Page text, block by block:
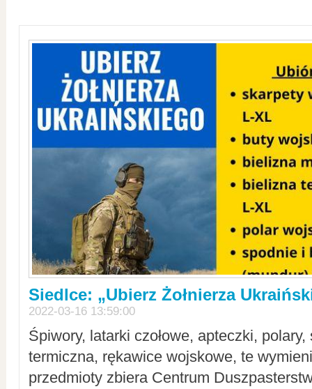
Siedlce: „Ubierz Żołnierza
2022-03-16 13:59:00
Śpiwory, latarki czołowe, apteczki,
termiczna, rękawice wojskowe, te
przedmioty zbiera Centrum